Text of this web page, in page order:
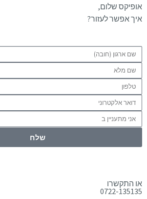
אופיקס שלום,
איך אפשר לעזור?
שלח
או התקשרו
0722-135135